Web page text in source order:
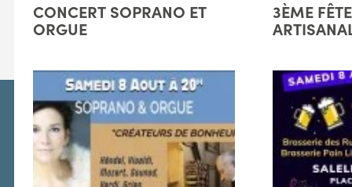
CONCERT SOPRANO ET
ORGUE
3ÈME